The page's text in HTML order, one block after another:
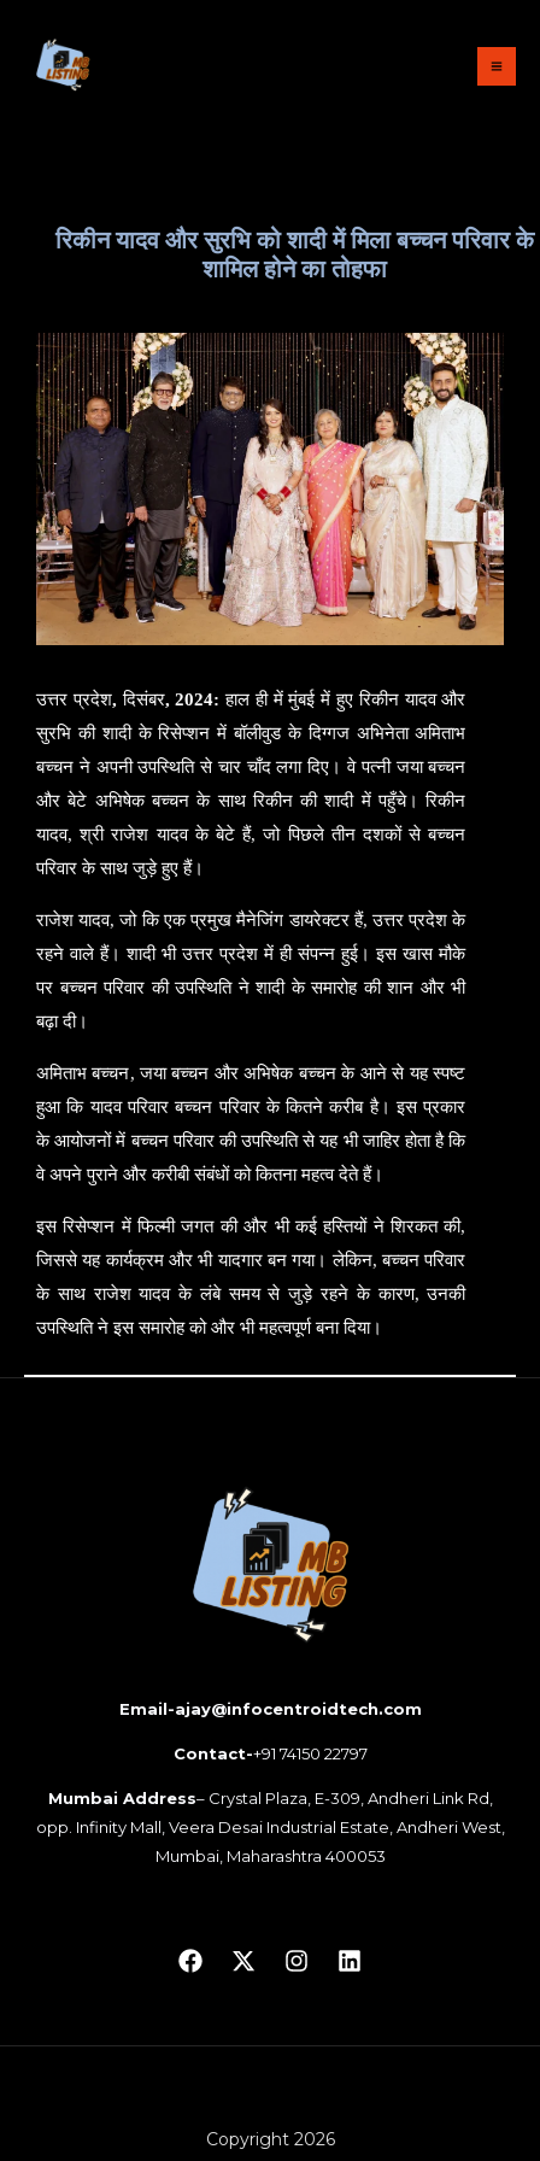
content
रिकीन यादव और सुरभि को शादी में मिला बच्चन परिवार के
शामिल होने का तोहफा
उत्तर प्रदेश,दिसंबर, 2024: हाल ही में मुंबई में हुए रिकीन यादव और
सुरभि की शादी के रिसेप्शन में बॉलीवुड के दिग्गज अभिनेता अमिताभ
बच्चन ने अपनी उपस्थिति से चार चाँद लगा दिए। वे पत्नी जया बच्चन
और बेटे अभिषेक बच्चन के साथ रिकीन की शादी में पहुँचे। रिकीन
यादव,श्री राजेश यादव के बेटे हैं,जो पिछले तीन दशकों से बच्चन
परिवार के साथ जुड़े हुए हैं।
राजेश यादव,जो कि एक प्रमुख मैनेजिंग डायरेक्टर हैं,उत्तर प्रदेश के
रहने वाले हैं। शादी भी उत्तर प्रदेश में ही संपन्न हुई। इस खास मौके
पर बच्चन परिवार की उपस्थिति ने शादी के समारोह की शान और भी
बढ़ा दी।
अमिताभ बच्चन,जया बच्चन और अभिषेक बच्चन के आने से यह स्पष्ट
हुआ कि यादव परिवार बच्चन परिवार के कितने करीब है। इस प्रकार
के आयोजनों में बच्चन परिवार की उपस्थिति से यह भी जाहिर होता है कि
वे अपने पुराने और करीबी संबंधों को कितना महत्व देते हैं।
इस रिसेप्शन में फिल्मी जगत की और भी कई हस्तियों ने शिरकत की,
जिससे यह कार्यक्रम और भी यादगार बन गया। लेकिन,बच्चन परिवार
के साथ राजेश यादव के लंबे समय से जुड़े रहने के कारण,उनकी
उपस्थिति ने इस समारोह को और भी महत्वपूर्ण बना दिया।
Email-ajay@infocentroidtech.com
Contact-+91 74150 22797
Mumbai Address– Crystal Plaza, E-309, Andheri Link Rd,
opp. Infinity Mall, Veera Desai Industrial Estate, Andheri West,
Mumbai, Maharashtra 400053
Copyright 2026